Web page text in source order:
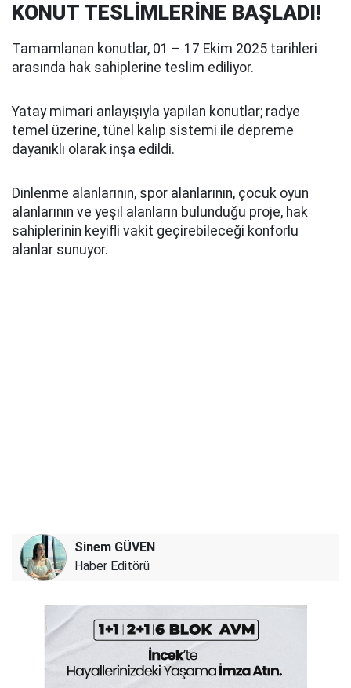
KONUT TESLİMLERİNE BAŞLADI!
Tamamlanan konutlar, 01 – 17 Ekim 2025 tarihleri
arasında hak sahiplerine teslim ediliyor.
Yatay mimari anlayışıyla yapılan konutlar; radye
temel üzerine, tünel kalıp sistemi ile depreme
dayanıklı olarak inşa edildi.
Dinlenme alanlarının, spor alanlarının, çocuk oyun
alanlarının ve yeşil alanların bulunduğu proje, hak
sahiplerinin keyifli vakit geçirebileceği konforlu
alanlar sunuyor.
Sinem GÜVEN
Haber Editörü